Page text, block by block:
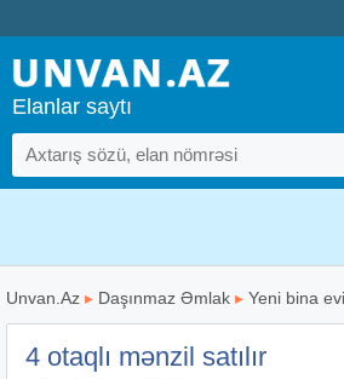
Elanlar saytı
Unvan.Az ▸ Daşınmaz Əmlak ▸ Yeni bina evi
4 otaqlı mənzil satılır